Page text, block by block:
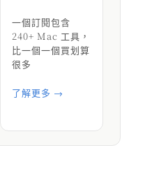
一個訂閱包含
240+ Mac 工具，
比一個一個買划算
很多
了解更多 →